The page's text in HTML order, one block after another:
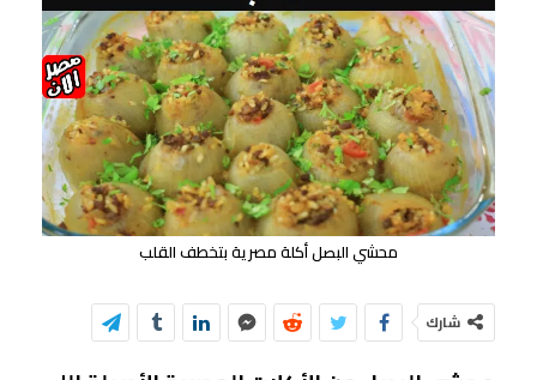
محشي البصل أكلة مصرية بتخطف القلب
شارك